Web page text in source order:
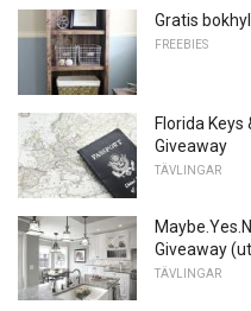
Gratis
FREEBIES
Florida Keys
Giveaway
TÄVLINGAR
Giveaway
TÄVLINGAR